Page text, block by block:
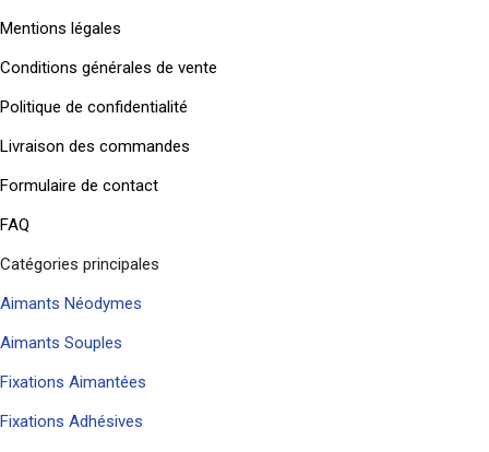
Mentions légales
Conditions générales de vente
Politique de confidentialité
Livraison des commandes
Formulaire de contact
FAQ
Catégories principales
Aimants Néodymes
Aimants Souples
Fixations Aimantées
Fixations Adhésives